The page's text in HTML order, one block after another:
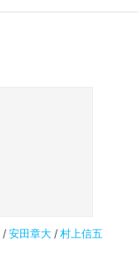
/ 安田章大 / 村上信五